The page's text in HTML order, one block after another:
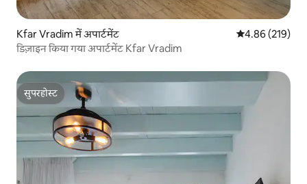
Kfar Vradim में अपार्टमेंट औसत रेटिंग 5 में से
4.86 (219)
डिज़ाइन किया गया अपार्टमेंट Kfar Vradim
सुपरहोस्ट
सुपरहोस्ट